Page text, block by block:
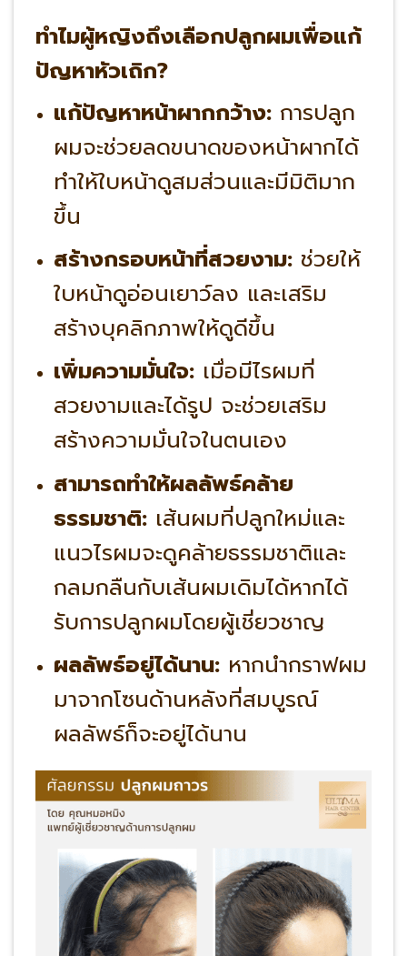
ทำไมผู้หญิงถึงเลือกปลูกผมเพื่อแก้
ปัญหาหัวเถิก?
แก้ปัญหาหน้าผากกว้าง:การปลูก
ผมจะช่วยลดขนาดของหน้าผากได้
ทำให้ใบหน้าดูสมส่วนและมีมิติมาก
ขึ้น
สร้างกรอบหน้าที่สวยงาม:ช่วยให้
ใบหน้าดูอ่อนเยาว์ลง และเสริม
สร้างบุคลิกภาพให้ดูดีขึ้น
เพิ่มความมั่นใจ:เมื่อมีไรผมที่
สวยงามและได้รูป จะช่วยเสริม
สร้างความมั่นใจในตนเอง
สามารถทำให้ผลลัพธ์คล้าย
ธรรมชาติ:เส้นผมที่ปลูกใหม่และ
แนวไรผมจะดูคล้ายธรรมชาติและ
กลมกลืนกับเส้นผมเดิมได้หากได้
รับการปลูกผมโดยผู้เชี่ยวชาญ
ผลลัพธ์อยู่ได้นาน:หากนำกราฟผม
มาจากโซนด้านหลังที่สมบูรณ์
ผลลัพธ์ก็จะอยู่ได้นาน